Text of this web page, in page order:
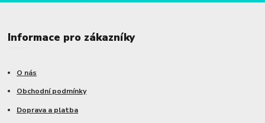
Informace pro zákazníky
O nás
Obchodní podmínky
Doprava a platba